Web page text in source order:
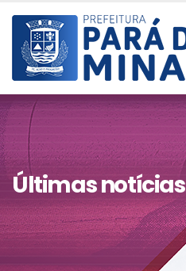
Últimas notícias